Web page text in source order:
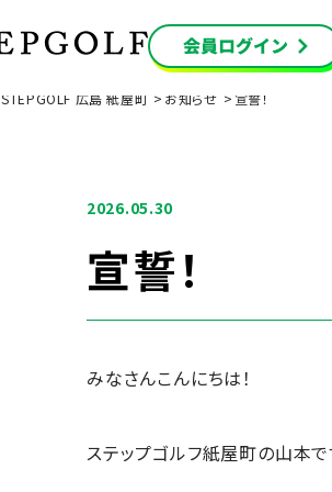
STEPGOLF 広島 紙屋町 お知らせ 宣誓！
2026.05.30
宣誓！
みなさんこんにちは！
ステップゴルフ紙屋町の山本